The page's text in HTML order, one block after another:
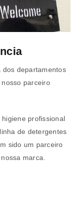
dos departamentos
parceiro
profissional
de detergentes
sido um parceiro
marca.